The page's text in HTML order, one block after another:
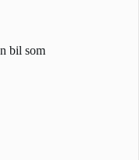
bil som